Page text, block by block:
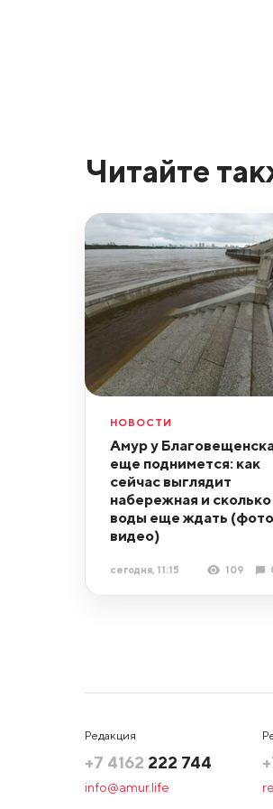
Читайте
НОВОСТИ
Амур у
еще поднимется: как
сейчас выглядит
набережная и сколько
воды еще ждать
видео)
сегодня, 11:15 109
Редакция
+7 4162 222 744
info@amur.life